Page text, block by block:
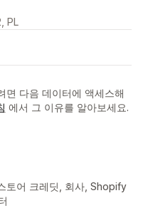
PL
면 다음 데이터에 액세스해
에서 그 이유를 알아보세요.
토어 크레딧, 회사, Shopify